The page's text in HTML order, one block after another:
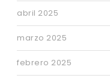
abril 2025
marzo 2025
febrero 2025